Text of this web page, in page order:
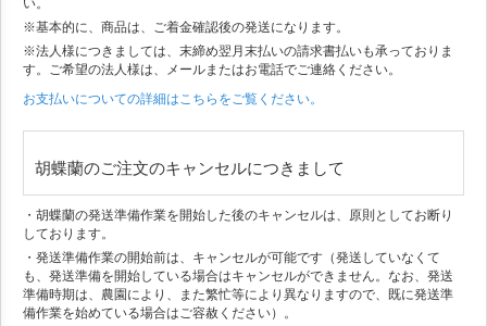
い。
※基本的に、商品は、ご着金確認後の発送になります。
※法人様につきましては、末締め翌月末払いの請求書払いも承っておりま
す。ご希望の法人様は、メールまたはお電話でご連絡ください。
お支払いについての詳細はこちらをご覧ください。
胡蝶蘭のご注文のキャンセルにつきまして
・胡蝶蘭の発送準備作業を開始した後のキャンセルは、原則としてお断り
しております。
・発送準備作業の開始前は、キャンセルが可能です（発送していなくて
も、発送準備を開始している場合はキャンセルができません。なお、発送
準備時期は、農園により、また繁忙等により異なりますので、既に発送準
備作業を始めている場合はご容赦ください）。